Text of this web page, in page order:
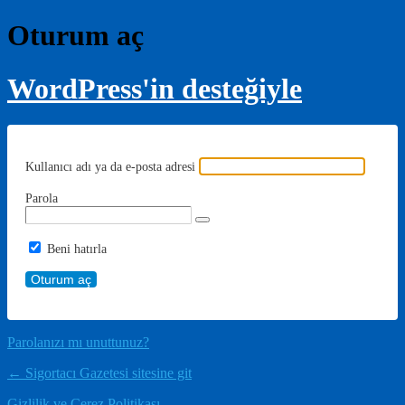
Oturum aç
WordPress'in desteğiyle
Kullanıcı adı ya da e-posta adresi
Parola
Beni hatırla
Parolanızı mı unuttunuz?
← Sigortacı Gazetesi sitesine git